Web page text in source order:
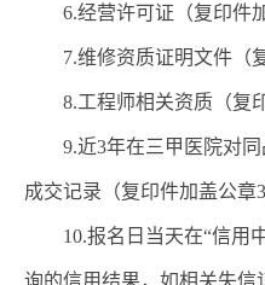
6.经营许可证（复印件
7.维修资质证明文件（
8.工程师相关资质（复
9.近3年在三甲医院对
成交记录（复印件加盖公章3
10.报名日当天在“信用
询的信用结果，如相关失信